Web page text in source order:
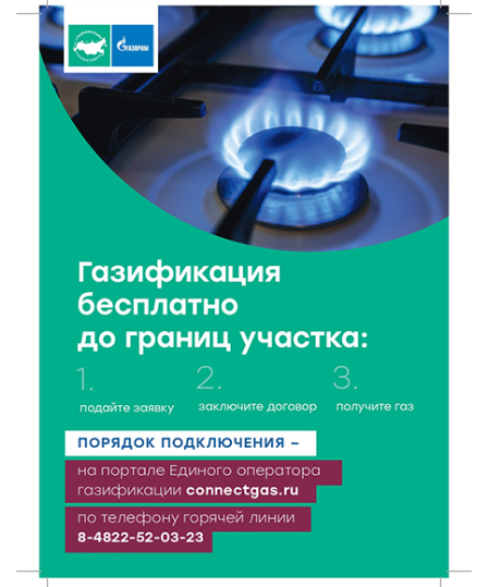
Переменная облачность и кратковременный
дождь: что ждёт жителей Тверской области
сегодня
6 Авг 2026 08:10 189
В Твери открываются две масштабные выставки
известных художников
В парке Твери прошла познавательная акция от
Госавтоинспекции
5 Авг 2026 22:02 375
Названы самые грамотные профессии по итогам
«Тотального диктанта»
5 Авг 2026 21:02 379
От детских площадок до спортивных арен: в
Калининском округе подвели итоги программы